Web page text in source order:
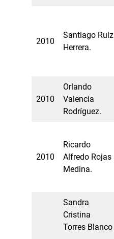
2010
Santiago Ruiz
Herrera.
2010
Orlando
Valencia
Rodríguez.
2010
Ricardo
Alfredo Rojas
Medina.
Sandra
Cristina
Torres Blanco